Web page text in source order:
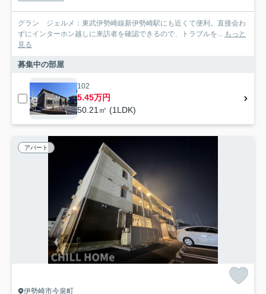
グラン ジェルメ：東武伊勢崎線新伊勢崎駅にも近くて便利。直接会わ
ずにインターホン越しに来訪者を確認できるので、トラブルを... もっと
見る
募集中の部屋
102
5.45万円
50.21㎡ (1LDK)
アパート
伊勢崎市今泉町